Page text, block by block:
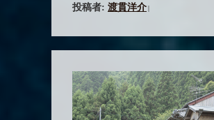
投稿者: 渡貫洋介